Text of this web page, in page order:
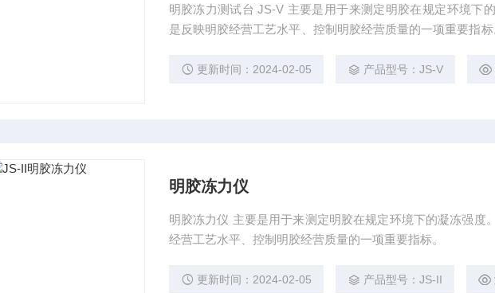
明胶冻力测试台 JS-V 主要是用于来测定明胶在规定环境下的凝冻强度。明胶的凝冻强度，它
是反映明胶经营工艺水平、控制明胶经营质量的一项重要指标。 系统组成：◎JS-V冻力仪
更新时间：2024-02-05 产品型号：JS-V
明胶冻力仪
明胶冻力仪 主要是用于来测定明胶在规定环境下的凝冻强度
经营工艺水平、控制明胶经营质量的一项重要指标。
更新时间：2024-02-05 产品型号：JS-II